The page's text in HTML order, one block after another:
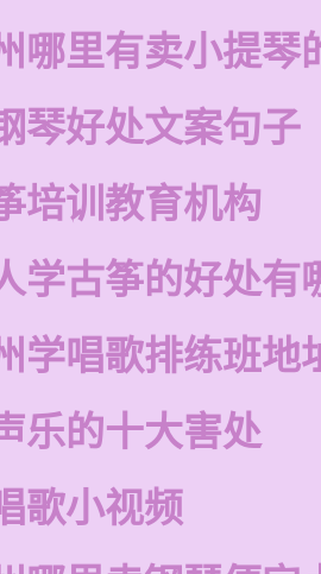
哪里有卖小提琴
琴好处文案句子
培训教育机构
学古筝的好处有
学唱歌排练班地
乐的十大害处
歌小视频